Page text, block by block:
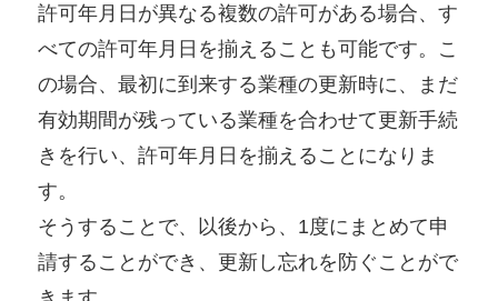
許可年月日が異なる複数の許可がある場合、す
べての許可年月日を揃えることも可能です。こ
の場合、最初に到来する業種の更新時に、まだ
有効期間が残っている業種を合わせて更新手続
きを行い、許可年月日を揃えることになりま
す。
そうすることで、以後から、1度にまとめて申
請することができ、更新し忘れを防ぐことがで